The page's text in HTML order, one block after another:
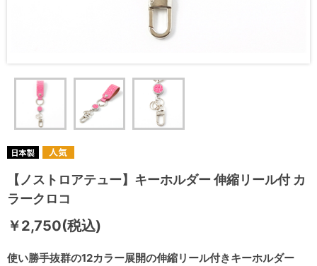
【ノストロアテュー】キーホルダー 伸縮リール付 カ
ラークロコ
使い勝手抜群の12カラー展開の伸縮リール付きキーホルダー
￥2,750(税込)